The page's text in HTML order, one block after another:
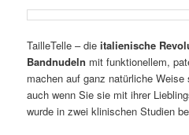
TailleTelle – dieitalienische
Bandnudeln mit funktionellem,
machen auf ganz natürliche
auch wenn Sie sie mit ihrer
wurde in zwei klinischen Studien